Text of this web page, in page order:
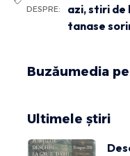
DESPRE:
azi,stiri de
tanase
Buzăumedia
Ultimele știri